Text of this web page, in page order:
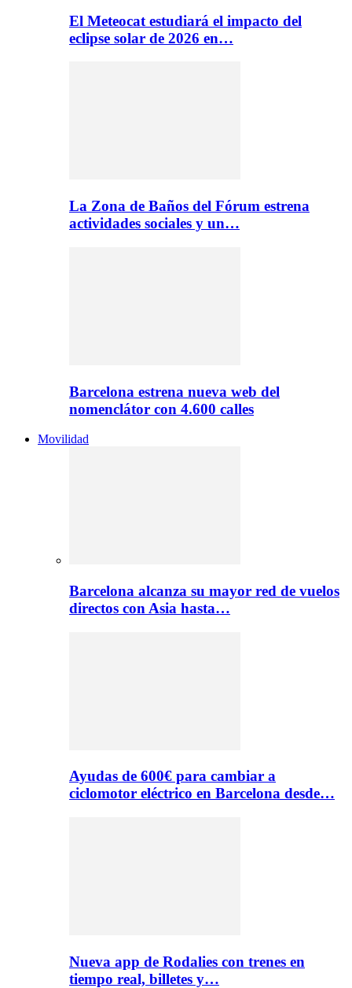
El Meteocat estudiará el impacto del
eclipse solar de 2026 en…
La Zona de Baños del Fórum estrena
actividades sociales y un…
Barcelona estrena nueva web del
nomenclátor con 4.600 calles
Movilidad
Barcelona alcanza su mayor red de vuelos
directos con Asia hasta…
Ayudas de 600€ para cambiar a
ciclomotor eléctrico en Barcelona desde…
Nueva app de Rodalies con trenes en
tiempo real, billetes y…